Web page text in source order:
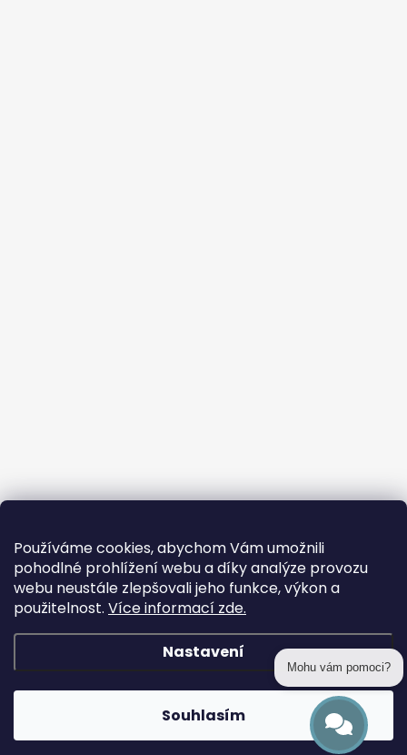
Používáme cookies, abychom Vám umožnili
pohodlné prohlížení webu a díky analýze provozu
webu neustále zlepšovali jeho funkce, výkon a
použitelnost. Více informací zde.
Nastavení
Souhlasím
Copyright 2026prohackovani.cz. Všechna práva vyhrazena.
Mohu vám pomoci?